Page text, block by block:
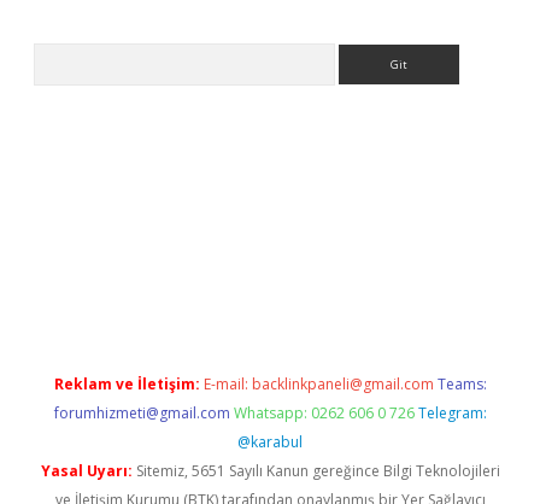
Reklam ve İletişim: E-mail: backlinkpaneli@gmail.com Teams:
forumhizmeti@gmail.com Whatsapp: 0262 606 0 726 Telegram:
@karabul
Yasal Uyarı: Sitemiz, 5651 Sayılı Kanun gereğince Bilgi Teknolojileri
ve İletişim Kurumu (BTK) tarafından onaylanmış bir Yer Sağlayıcı